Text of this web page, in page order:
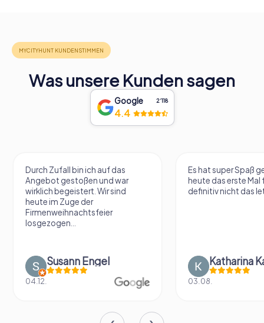
Was unsere Kunden sagen
Google 2‘118
4.4
Durch Zufall bin ich auf das
Angebot gestoßen und war
wirklich begeistert. Wir sind
heute im Zuge der
Firmenweihnachtsfeier
losgezogen...
Susann Engel
04.12.
Es hat super Spaß
heute das erste Mal
definitiv nicht das
Katharina
03.08.